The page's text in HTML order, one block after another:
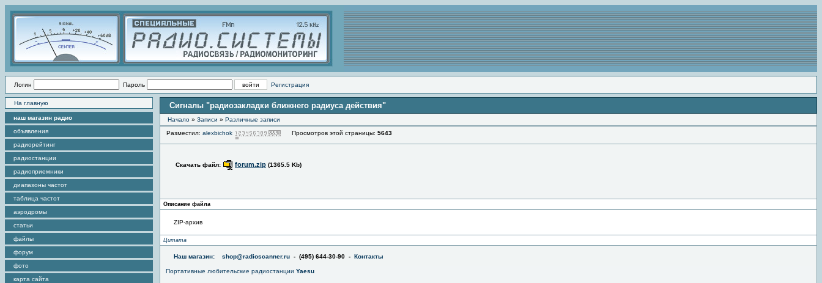
Логин Пароль Регистрация
На главную
наш магазин радио
объявления
радиорейтинг
радиостанции
радиоприемники
диапазоны частот
таблица частот
аэродромы
статьи
файлы
форум
фото
карта сайта
Сигналы "радиозакладки ближнего радиуса действия"
Начало » Записи » Различные записи
Разместил: alexbichok Просмотров этой страницы: 5643
Скачать файл: forum.zip (1365.5 Kb)
Описание файла
ZIP-архив
Цитата
Наш магазин: shop@radioscanner.ru - (495) 644-30-90 - Контакты
Портативные любительские радиостанции Yaesu